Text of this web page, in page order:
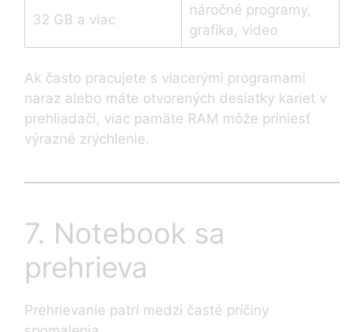
32 GB a viac
náročné programy,
grafika, video
Ak často pracujete s viacerými programami
naraz alebo máte otvorených desiatky kariet v
prehliadači, viac pamäte RAM môže priniesť
výrazné zrýchlenie.
7. Notebook sa
prehrieva
Prehrievanie patrí medzi časté príčiny